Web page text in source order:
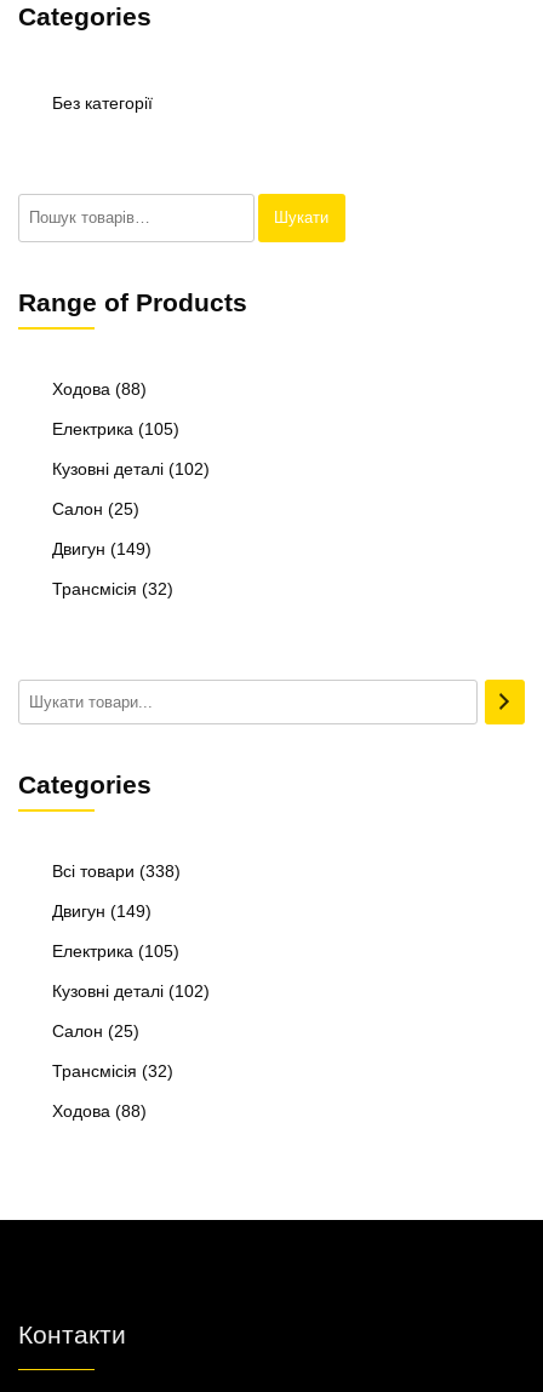
Categories
Без категорії
Шукати:
Шукати
Range of Products
Ходова (88)
Електрика (105)
Кузовні деталі (102)
Салон (25)
Двигун (149)
Трансмісія (32)
Categories
Всі товари (338)
Двигун (149)
Електрика (105)
Кузовні деталі (102)
Салон (25)
Трансмісія (32)
Ходова (88)
Контакти